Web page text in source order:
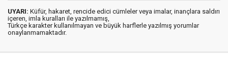
UYARI: Küfür, hakaret, rencide edici cümleler veya imalar, inançlara saldırı
içeren, imla kuralları ile yazılmamış,
Türkçe karakter kullanılmayan ve büyük harflerle yazılmış yorumlar
onaylanmamaktadır.